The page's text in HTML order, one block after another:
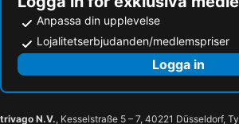
Anpassa din upplevelse
Lojalitetserbjudanden/medlemspriser
Logga in
trivago N.V., Kesselstraße 5 – 7, 40221 Düsseldorf,